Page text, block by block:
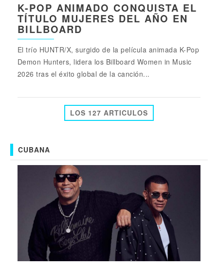
K-POP ANIMADO CONQUISTA EL
TÍTULO MUJERES DEL AÑO EN
BILLBOARD
El trío HUNTR/X, surgido de la película animada K-Pop
Demon Hunters, lidera los Billboard Women in Music
2026 tras el éxito global de la canción...
LOS 127 ARTICULOS
CUBANA